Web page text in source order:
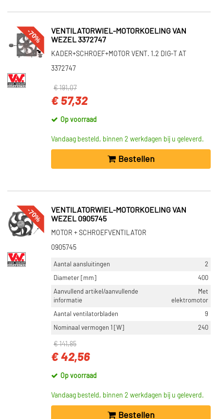
-70%
VENTILATORWIEL-MOTORKOELING VAN
WEZEL 3372747
KADER+SCHROEF+MOTOR VENT. 1.2 DIG-T AT
3372747
€ 191,07
€ 57,32
Op voorraad
Vandaag besteld, binnen 2 werkdagen bij u geleverd.
Bestellen
-70%
VENTILATORWIEL-MOTORKOELING VAN
WEZEL 0905745
MOTOR + SCHROEFVENTILATOR
0905745
Aantal aansluitingen
2
Diameter [mm]
400
Aanvullend artikel/aanvullende
informatie
Met
elektromotor
Aantal ventilatorbladen
9
Nominaal vermogen 1 [W]
240
€ 141,85
€ 42,56
Op voorraad
Vandaag besteld, binnen 2 werkdagen bij u geleverd.
Bestellen